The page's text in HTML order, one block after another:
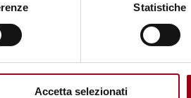
Statistiche
Accetta selezionati